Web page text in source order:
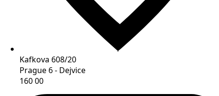
Kafkova 608/20
Prague 6 - Dejvice
160 00